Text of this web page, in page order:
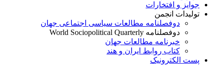
جوایز و افتخارات
تولیدات انجمن
دوفصلنامه مطالعات سیاسی اجتماعی جهان
دوفصلنامه World Sociopolitical Quarterly
خبرنامه مطالعات جهان
کتاب روابط ایران و هند
پست الکترونیک